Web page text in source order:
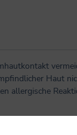
Haut
allergische